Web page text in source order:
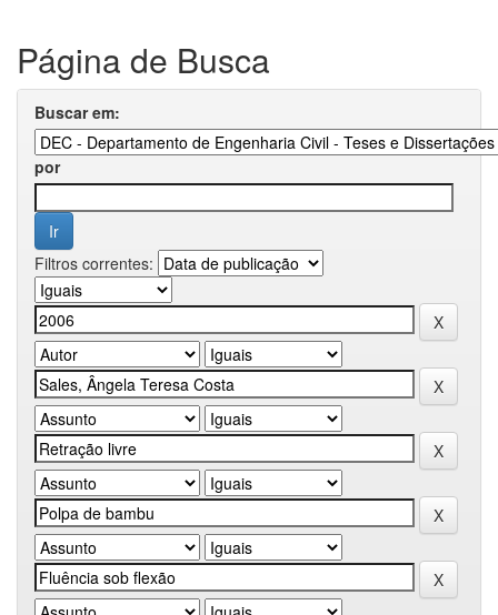
Página de Busca
Buscar em:
por
Filtros correntes: